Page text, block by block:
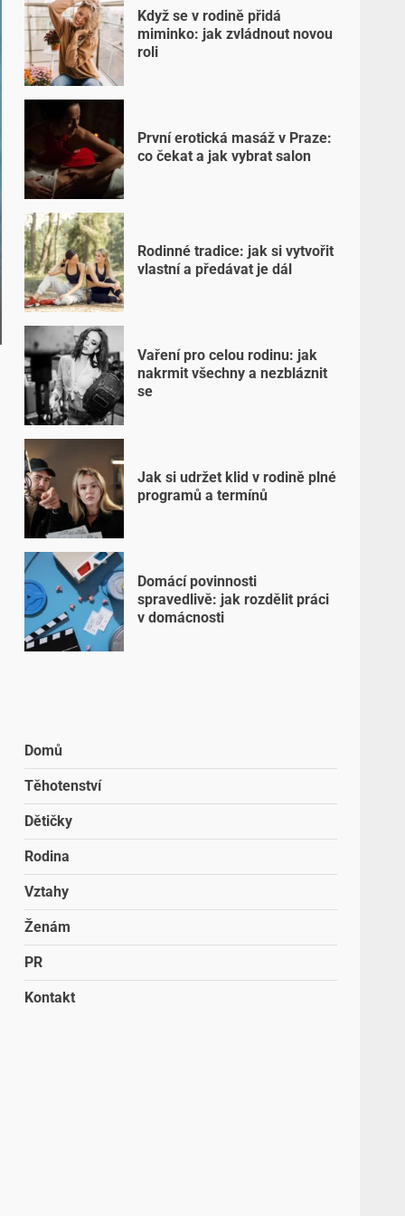
Když se v rodině přidá
miminko: jak zvládnout novou
roli
První erotická masáž v Praze:
co čekat a jak vybrat salon
Rodinné tradice: jak si vytvořit
vlastní a předávat je dál
Vaření pro celou rodinu: jak
nakrmit všechny a nezbláznit
se
Jak si udržet klid v rodině plné
programů a termínů
Domácí povinnosti
spravedlivě: jak rozdělit práci
v domácnosti
Domů
Těhotenství
Dětičky
Rodina
Vztahy
Ženám
PR
Kontakt